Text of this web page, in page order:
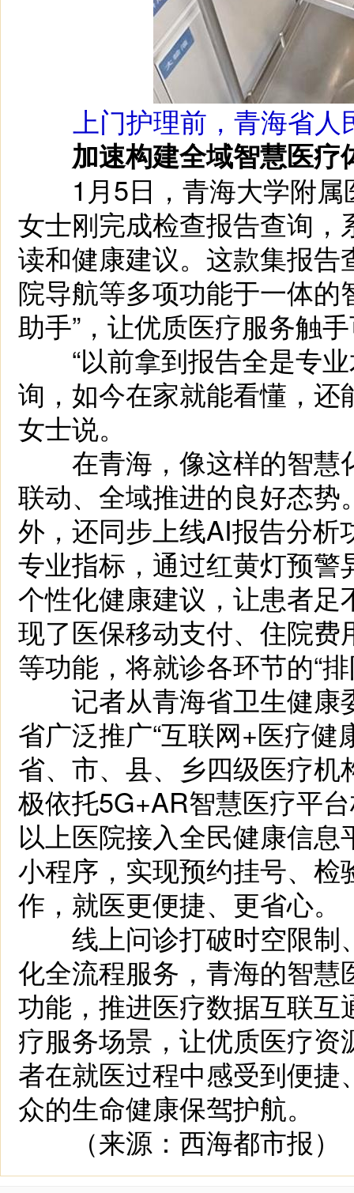
上门护理前，青海省
加速构建全域智慧医疗
1月5日，青海大学附属
女士刚完成检查报告查询
读和健康建议。这款集报
院导航等多项功能于一体的
助手”，让优质医疗服务触
“以前拿到报告全是专业
询，如今在家就能看懂，还
女士说。
在青海，像这样的智慧
联动、全域推进的良好态
外，还同步上线AI报告分
专业指标，通过红黄灯预
个性化健康建议，让患者
现了医保移动支付、住院
等功能，将就诊各环节的“
记者从青海省卫生健康
省广泛推广“互联网+医疗
省、市、县、乡四级医疗
极依托5G+AR智慧医疗平
以上医院接入全民健康信
小程序，实现预约挂号、
作，就医更便捷、更省心。
线上问诊打破时空限制
化全流程服务，青海的智
功能，推进医疗数据互联
疗服务场景，让优质医疗资
者在就医过程中感受到便
众的生命健康保驾护航。
（来源：西海都市报）